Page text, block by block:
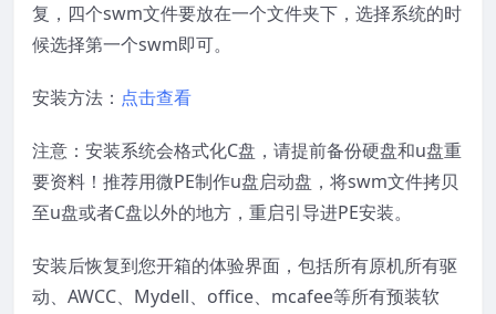
复，四个swm文件要放在一个文件夹下，选择系统的时
候选择第一个swm即可。
安装方法： 点击查看
注意：安装系统会格式化C盘，请提前备份硬盘和u盘重
要资料！推荐用微PE制作u盘启动盘，将swm文件拷贝
至u盘或者C盘以外的地方，重启引导进PE安装。
安装后恢复到您开箱的体验界面，包括所有原机所有驱
动、AWCC、Mydell、office、mcafee等所有预装软